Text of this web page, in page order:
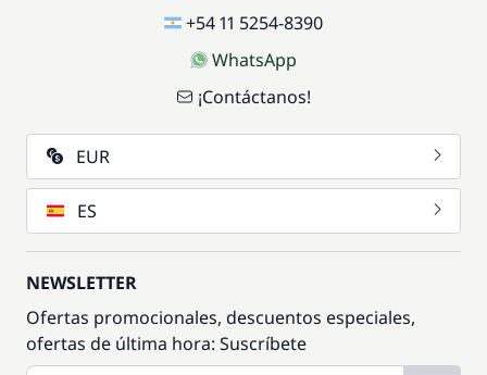
+54 11 5254-8390
WhatsApp
¡Contáctanos!
EUR
ES
NEWSLETTER
Ofertas promocionales, descuentos especiales,
ofertas de última hora: Suscríbete